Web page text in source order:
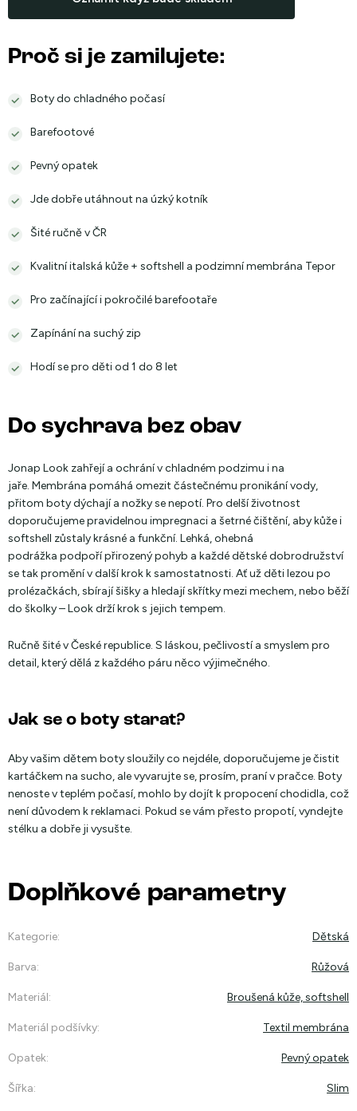
Proč si je zamilujete:
Boty do chladného počasí
Barefootové
Pevný opatek
Jde dobře utáhnout na úzký kotník
Šité ručně v ČR
Kvalitní italská kůže + softshell a podzimní membrána Tepor
Pro začínající i pokročilé barefootaře
Zapínání na suchý zip
Hodí se pro děti od 1 do 8 let
Do sychrava bez obav
Jonap Look zahřejí a ochrání v chladném podzimu i na
jaře. Membrána pomáhá omezit částečnému pronikání vody,
přitom boty dýchají a nožky se nepotí. Pro delší životnost
doporučujeme pravidelnou impregnaci a šetrné čištění, aby kůže i
softshell zůstaly krásné a funkční. Lehká, ohebná
podrážka podpoří přirozený pohyb a každé dětské dobrodružství
se tak promění v další krok k samostatnosti. Ať už děti lezou po
prolézačkách, sbírají šišky a hledají skřítky mezi mechem, nebo běží
do školky – Look drží krok s jejich tempem.
Ručně šité v České republice. S láskou, pečlivostí a smyslem pro
detail, který dělá z každého páru něco výjimečného.
Jak se o boty starat?
Aby vašim dětem boty sloužily co nejdéle, doporučujeme je čistit
kartáčkem na sucho, ale vyvarujte se, prosím, praní v pračce. Boty
nenoste v teplém počasí, mohlo by dojít k propocení chodidla, což
není důvodem k reklamaci. Pokud se vám přesto propotí, vyndejte
stélku a dobře ji vysušte.
Doplňkové parametry
Kategorie: Dětská
Barva: Růžová
Materiál: Broušená kůže, softshell
Materiál podšívky: Textil membrána
Opatek: Pevný opatek
Šířka: Slim